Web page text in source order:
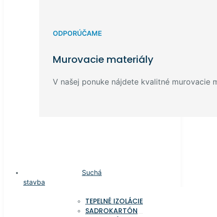
ODPORÚČAME
Murovacie materiály
V našej ponuke nájdete kvalitné murovacie
Suchá
stavba
TEPELNÉ IZOLÁCIE
SADROKARTÓN